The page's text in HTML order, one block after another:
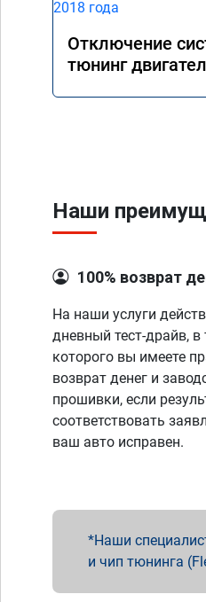
Отключение
тюнинг
Наши
100% возврат
На наши услуги
дневный тест-драйв, в
которого вы имеете
возврат денег и
прошивки, если
соответствовать
ваш авто исправен.
Наши
и чип тюнинга